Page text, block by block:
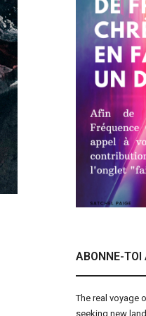
ABONNE-TOI
The real voyage
seeking new